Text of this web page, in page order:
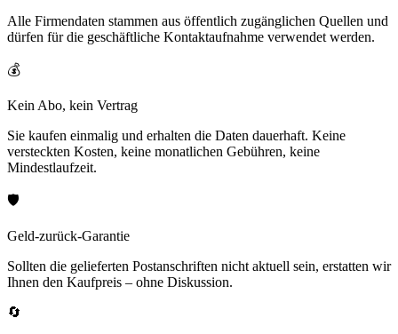
Alle Firmendaten stammen aus öffentlich zugänglichen Quellen und
dürfen für die geschäftliche Kontaktaufnahme verwendet werden.
💰
Kein Abo, kein Vertrag
Sie kaufen einmalig und erhalten die Daten dauerhaft. Keine
versteckten Kosten, keine monatlichen Gebühren, keine
Mindestlaufzeit.
🛡️
Geld-zurück-Garantie
Sollten die gelieferten Postanschriften nicht aktuell sein, erstatten wir
Ihnen den Kaufpreis – ohne Diskussion.
🔄